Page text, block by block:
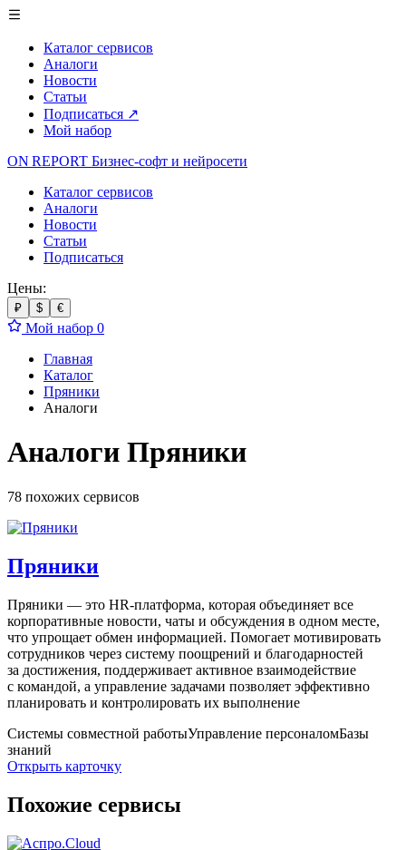
Каталог сервисов
Аналоги
Новости
Статьи
Подписаться ↗
Мой набор
ON REPORT Бизнес-софт и нейросети
Каталог сервисов
Аналоги
Новости
Статьи
Подписаться
Цены:
₽ $ €
Мой набор 0
Главная
Каталог
Пряники
Аналоги
Аналоги Пряники
78 похожих сервисов
Пряники
Пряники — это HR-платформа, которая объединяет все
корпоративные новости, чаты и обсуждения в одном месте,
что упрощает обмен информацией. Помогает мотивировать
сотрудников через систему поощрений и благодарностей
за достижения, поддерживает активное взаимодействие
с командой, а управление задачами позволяет эффективно
планировать и контролировать их выполнение
Системы совместной работыУправление персоналомБазы
знаний
Открыть карточку
Похожие сервисы